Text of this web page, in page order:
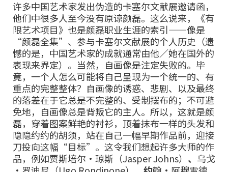
许多中国艺术家发出伪造的卡塞尔文献展邀请函，
他们中很多人至今没有原谅颜磊。这么说来，《有
限艺术项目》也是颜磊职业生涯的索引——像是
“颜磊全集”、参与卡塞尔文献展的个人历史（遗
憾的是，中国艺术家的成就通常由他／她在国外的
表现来界定）。当然，自画像是注定失败的。毕
竟，一个人怎么可能将自己呈现为一个统一的、有
重点的完整整体？自画像的诱惑、悲剧、以及最终
的落差在于它总是不完整的、受制摆布的；不可避
免地，自画像总是背叛它的主人。所以，这就是颜
磊，穿着图案鲜艳的衬衫，顶着抹布一样的头发和
隐隐约约的胡须，站在自己一幅早期作品前，迎接
刀投向这幅“目标”。这令我们想起许多大师的作
品，例如贾斯培尔•琼斯（Jasper Johns） 、 乌戈